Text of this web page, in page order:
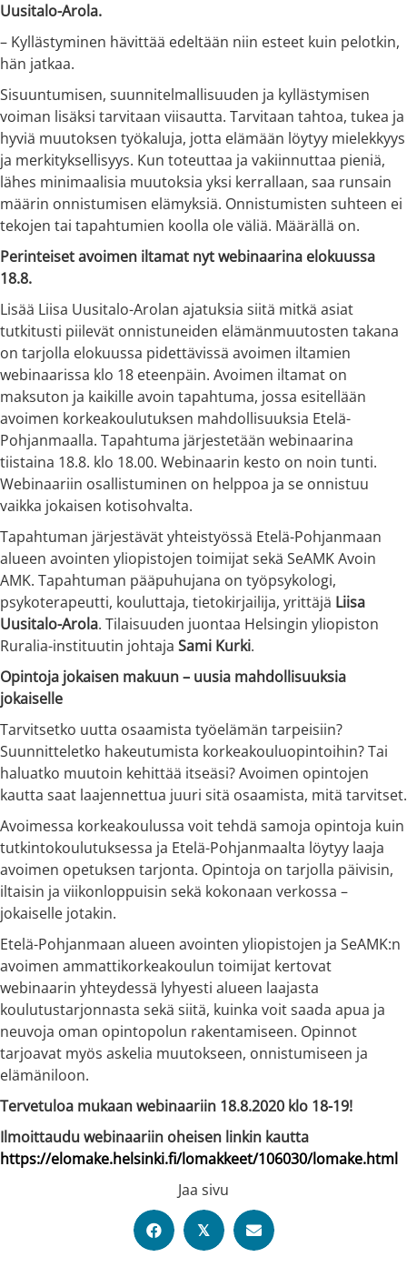
Uusitalo-Arola.
– Kyllästyminen hävittää edeltään niin esteet kuin pelotkin,
hän jatkaa.
Sisuuntumisen, suunnitelmallisuuden ja kyllästymisen
voiman lisäksi tarvitaan viisautta. Tarvitaan tahtoa, tukea ja
hyviä muutoksen työkaluja, jotta elämään löytyy mielekkyys
ja merkityksellisyys. Kun toteuttaa ja vakiinnuttaa pieniä,
lähes minimaalisia muutoksia yksi kerrallaan, saa runsain
määrin onnistumisen elämyksiä. Onnistumisten suhteen ei
tekojen tai tapahtumien koolla ole väliä. Määrällä on.
Perinteiset avoimen iltamat nyt webinaarina elokuussa
18.8.
Lisää Liisa Uusitalo-Arolan ajatuksia siitä mitkä asiat
tutkitusti piilevät onnistuneiden elämänmuutosten takana
on tarjolla elokuussa pidettävissä avoimen iltamien
webinaarissa klo 18 eteenpäin. Avoimen iltamat on
maksuton ja kaikille avoin tapahtuma, jossa esitellään
avoimen korkeakoulutuksen mahdollisuuksia Etelä-
Pohjanmaalla. Tapahtuma järjestetään webinaarina
tiistaina 18.8. klo 18.00. Webinaarin kesto on noin tunti.
Webinaariin osallistuminen on helppoa ja se onnistuu
vaikka jokaisen kotisohvalta.
Tapahtuman järjestävät yhteistyössä Etelä-Pohjanmaan
alueen avointen yliopistojen toimijat sekä SeAMK Avoin
AMK. Tapahtuman pääpuhujana on työpsykologi,
psykoterapeutti, kouluttaja, tietokirjailija, yrittäjä Liisa
Uusitalo-Arola. Tilaisuuden juontaa Helsingin yliopiston
Ruralia-instituutin johtaja Sami Kurki.
Opintoja jokaisen makuun – uusia mahdollisuuksia
jokaiselle
Tarvitsetko uutta osaamista työelämän tarpeisiin?
Suunnitteletko hakeutumista korkeakouluopintoihin? Tai
haluatko muutoin kehittää itseäsi? Avoimen opintojen
kautta saat laajennettua juuri sitä osaamista, mitä tarvitset.
Avoimessa korkeakoulussa voit tehdä samoja opintoja kuin
tutkintokoulutuksessa ja Etelä-Pohjanmaalta löytyy laaja
avoimen opetuksen tarjonta. Opintoja on tarjolla päivisin,
iltaisin ja viikonloppuisin sekä kokonaan verkossa –
jokaiselle jotakin.
Etelä-Pohjanmaan alueen avointen yliopistojen ja SeAMK:n
avoimen ammattikorkeakoulun toimijat kertovat
webinaarin yhteydessä lyhyesti alueen laajasta
koulutustarjonnasta sekä siitä, kuinka voit saada apua ja
neuvoja oman opintopolun rakentamiseen. Opinnot
tarjoavat myös askelia muutokseen, onnistumiseen ja
elämäniloon.
Tervetuloa mukaan webinaariin 18.8.2020 klo 18-19!
Ilmoittaudu webinaariin oheisen linkin kautta
https://elomake.helsinki.fi/lomakkeet/106030/lomake.html
Jaa sivu
𝕏